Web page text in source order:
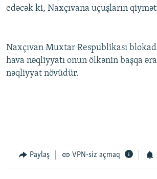
edəcək ki, Naxçıvana uçuşların
Naxçıvan Muxtar Respublikası
hava nəqliyyatı onun ölkənin başqa
nəqliyyat növüdür.
Paylaş VPN-siz açmaq